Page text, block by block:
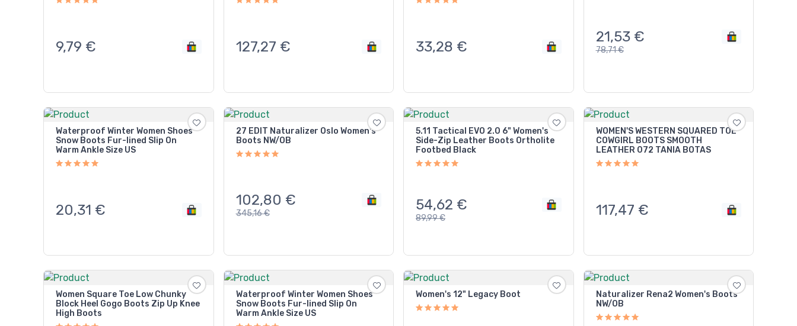
9,79 € 127,27 € 33,28 €
21,53 €
78,71€
Waterproof Winter Women Shoes
Snow Boots Fur-lined Slip On
Warm Ankle Size US
20,31 €
27 EDIT Naturalizer Oslo Women's
Boots NW/OB
102,80 €
345,16€
5.11 Tactical EVO 2.0 6" Women's
Side-Zip Leather Boots Ortholite
Footbed Black
54,62 €
89,99€
WOMEN'S WESTERN SQUARED TOE
COWGIRL BOOTS SMOOTH
LEATHER 072 TANIA BOTAS
117,47 €
Women Square Toe Low Chunky
Block Heel Gogo Boots Zip Up Knee
High Boots
Waterproof Winter Women Shoes
Snow Boots Fur-lined Slip On
Warm Ankle Size US
Women's 12" Legacy Boot
Naturalizer Rena2 Women's Boots
NW/OB